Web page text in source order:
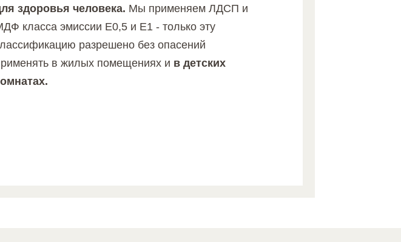
здоровья человека. Мы применяем ЛДСП и
класса эмиссии Е0,5 и Е1 - только эту
разрешено без опасений
в жилых помещениях и в детских